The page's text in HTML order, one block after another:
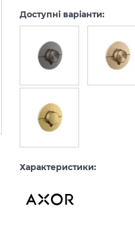
Доступні варіанти:
Характеристики: